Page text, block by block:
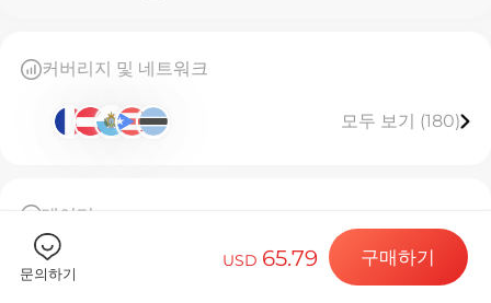
목적지 및 데
eSIM 설치하
데이터 요금
커버리지 및 네트워크
모두 보기 (180)
데이터
100GB 고속 데이터, 소진 후 128kbps 제한 무제한31
일간 유효.
이 eSIM은 한 번만 설치할 수 있습니다
문의하기
USD 65.79 구매하기